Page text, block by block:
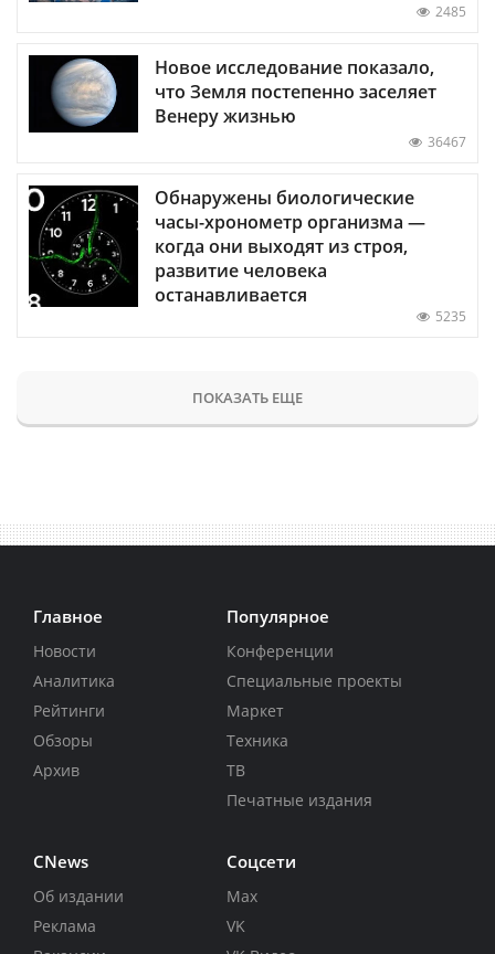
2485
Новое исследование показало,
что Земля постепенно заселяет
Венеру жизнью
36467
Обнаружены биологические
часы-хронометр организма —
когда они выходят из строя,
развитие человека
останавливается
5235
ПОКАЗАТЬ ЕЩЕ
Главное
Новости
Аналитика
Рейтинги
Обзоры
Архив
Популярное
Конференции
Специальные проекты
Маркет
Техника
ТВ
Печатные издания
CNews
Об издании
Реклама
Соцсети
Max
VK